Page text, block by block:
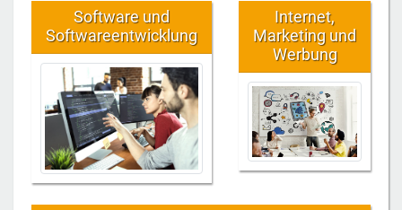
Software und
Softwareentwicklung
Internet,
Marketing und
Werbung